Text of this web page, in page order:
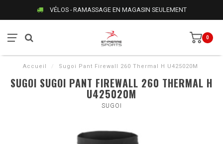
VÉLOS - RAMASSAGE EN MAGASIN SEULEMENT
0
Accueil / Sugoi Pant Firewall 260 Thermal H U425020M
SUGOI SUGOI PANT FIREWALL 260 THERMAL H
U425020M
SUGOI